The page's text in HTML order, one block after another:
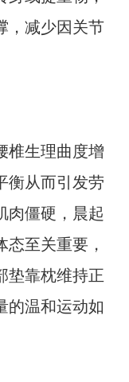
，减少因关节
椎生理曲度增
衡从而引发劳
肉僵硬，晨起
至关重要，
垫靠枕维持正
的温和运动如